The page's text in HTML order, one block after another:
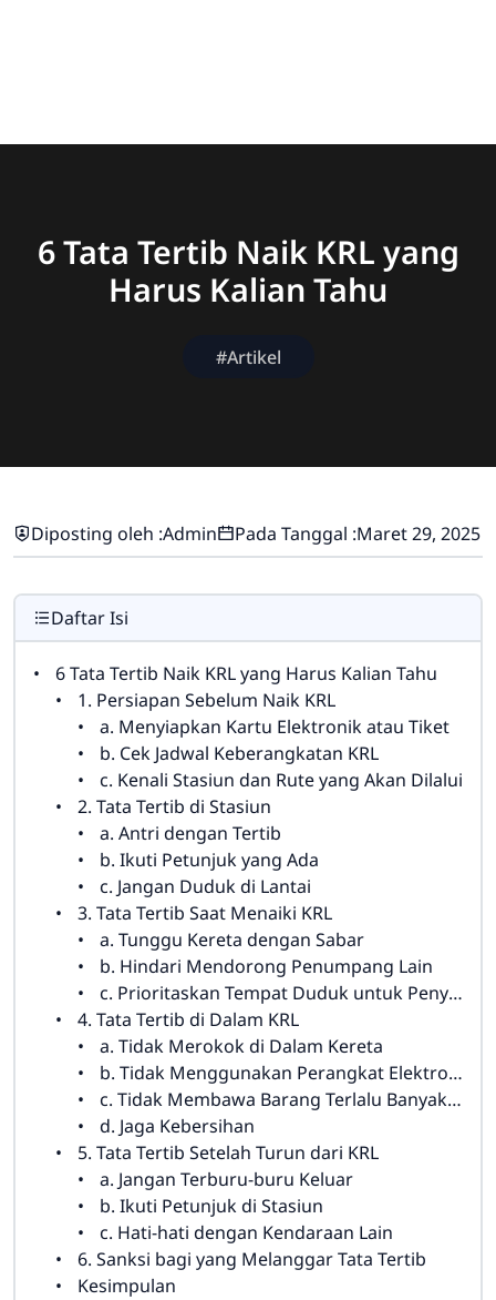
6 Tata Tertib Naik KRL yang
Harus Kalian Tahu
#Artikel
Diposting oleh :Admin Pada Tanggal :Maret 29, 2025
Daftar Isi
6 Tata Tertib Naik KRL yang Harus Kalian Tahu
1. Persiapan Sebelum Naik KRL
a. Menyiapkan Kartu Elektronik atau Tiket
b. Cek Jadwal Keberangkatan KRL
c. Kenali Stasiun dan Rute yang Akan Dilalui
2. Tata Tertib di Stasiun
a. Antri dengan Tertib
b. Ikuti Petunjuk yang Ada
c. Jangan Duduk di Lantai
3. Tata Tertib Saat Menaiki KRL
a. Tunggu Kereta dengan Sabar
b. Hindari Mendorong Penumpang Lain
c. Prioritaskan Tempat Duduk untuk Penyandang Disabilitas dan Lansia
4. Tata Tertib di Dalam KRL
a. Tidak Merokok di Dalam Kereta
b. Tidak Menggunakan Perangkat Elektronik dengan Volume Tinggi
c. Tidak Membawa Barang Terlalu Banyak atau Besar
d. Jaga Kebersihan
5. Tata Tertib Setelah Turun dari KRL
a. Jangan Terburu-buru Keluar
b. Ikuti Petunjuk di Stasiun
c. Hati-hati dengan Kendaraan Lain
6. Sanksi bagi yang Melanggar Tata Tertib
Kesimpulan